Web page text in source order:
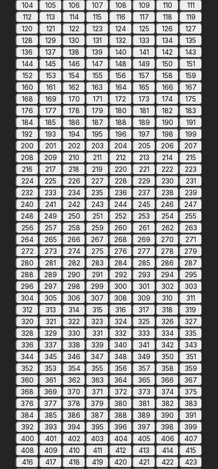
104
105 106 107 108 109 110
111
112
113 114 115 116 117 118
119
120
121 122 123 124 125 126
127
128
129 130 131 132 133 134
135
136
137 138 139 140 141 142
143
144
145 146 147 148 149 150
151
152
153 154 155 156 157 158
159
160
161 162 163 164 165 166
167
168
169 170 171 172 173 174
175
176
177 178 179 180 181 182
183
184
185 186 187 188 189 190
191
192
193 194 195 196 197 198
199
200
201 202 203 204 205 206
207
208
209 210 211 212 213 214
215
216
217 218 219 220 221 222
223
224
225 226 227 228 229 230
231
232
233 234 235 236 237 238
239
240
241 242 243 244 245 246
247
248
249 250 251 252 253 254
255
256
257 258 259 260 261 262
263
264
265 266 267 268 269 270
271
272
273 274 275 276 277 278
279
280
281 282 283 284 285 286
287
288
289 290 291 292 293 294
295
296
297 298 299 300 301 302
303
304
305 306 307 308 309 310
311
312
313 314 315 316 317 318
319
320
321 322 323 324 325 326
327
328
329 330 331 332 333 334
335
336
337 338 339 340 341 342
343
344
345 346 347 348 349 350
351
352
353 354 355 356 357 358
359
360
361 362 363 364 365 366
367
368
369 370 371 372 373 374
375
376
377 378 379 380 381 382
383
384
385 386 387 388 389 390
391
392
393 394 395 396 397 398
399
400
401 402 403 404 405 406
407
408
409 410 411 412 413 414
415
416
417 418 419 420 421 422 423